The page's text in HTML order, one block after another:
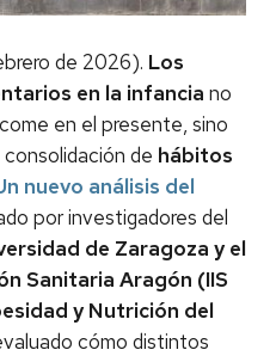
de 2026). Los
en la infancia no
en el presente, sino
de hábitos
nuevo análisis del
por investigadores del
de Zaragoza y el
Sanitaria Aragón (IIS
y Nutrición del
cómo distintos